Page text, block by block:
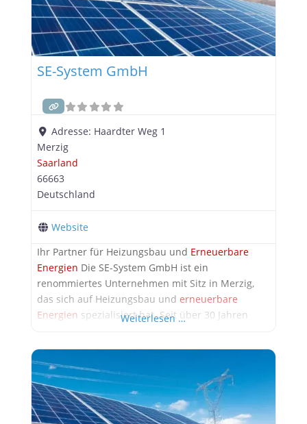
SE-System GmbH
Adresse: Haardter Weg 1
Merzig
Saarland
66663
Deutschland
Website
Ihr Partner für Heizungsbau und Erneuerbare
Energien Die SE-System GmbH ist ein
renommiertes Unternehmen mit Sitz in Merzig,
das sich auf Heizungsbau und erneuerbare
Energien spezialisiert hat. Seit über 30 Jahren
SaarlandundRheinland-Pfalzmaßgeschneiderte
Lösungen für moderne und umweltfreundliche
Heizsysteme an. In diesem Beitrag möchten wir
Ihnen einen umfassenden Überblick über die
Dienstleistungen
Weiterlesen …